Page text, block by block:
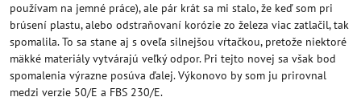
používam na jemné práce), ale pár krát sa mi stalo, že keď som pri
brúsení plastu, alebo odstraňovaní korózie zo železa viac zatlačil, tak
spomalila. To sa stane aj s oveľa silnejšou vŕtačkou, pretože niektoré
mäkké materiály vytvárajú veľký odpor. Pri tejto novej sa však bod
spomalenia výrazne posúva ďalej. Výkonovo by som ju prirovnal
medzi verzie 50/E a FBS 230/E.